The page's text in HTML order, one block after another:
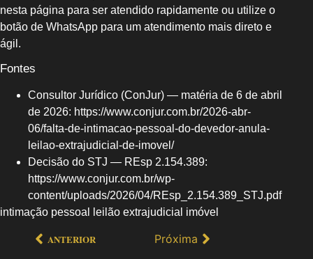
nesta página para ser atendido rapidamente ou utilize o
botão de WhatsApp para um atendimento mais direto e
ágil.
Fontes
Consultor Jurídico (ConJur) — matéria de 6 de abril
de 2026: https://www.conjur.com.br/2026-abr-
06/falta-de-intimacao-pessoal-do-devedor-anula-
leilao-extrajudicial-de-imovel/
Decisão do STJ — REsp 2.154.389:
https://www.conjur.com.br/wp-
content/uploads/2026/04/REsp_2.154.389_STJ.pdf
intimação pessoal leilão extrajudicial imóvel
ANTERIOR Próxima